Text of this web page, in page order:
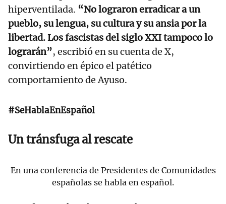
hiperventilada. “No lograron erradicar a un
pueblo, su lengua, su cultura y su ansia por la
libertad. Los fascistas del siglo XXI tampoco lo
lograrán”, escribió en su cuenta de X,
convirtiendo en épico el patético
comportamiento de Ayuso.
#SeHablaEnEspañol
Un tránsfuga al rescate
En una conferencia de Presidentes de Comunidades
españolas se habla en español.